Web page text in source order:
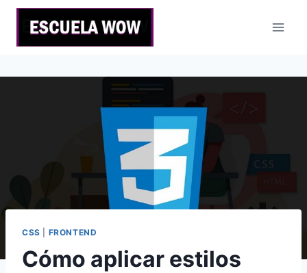
Saltar
contenido
CSS FRONTEND
Cómo aplicar estilos